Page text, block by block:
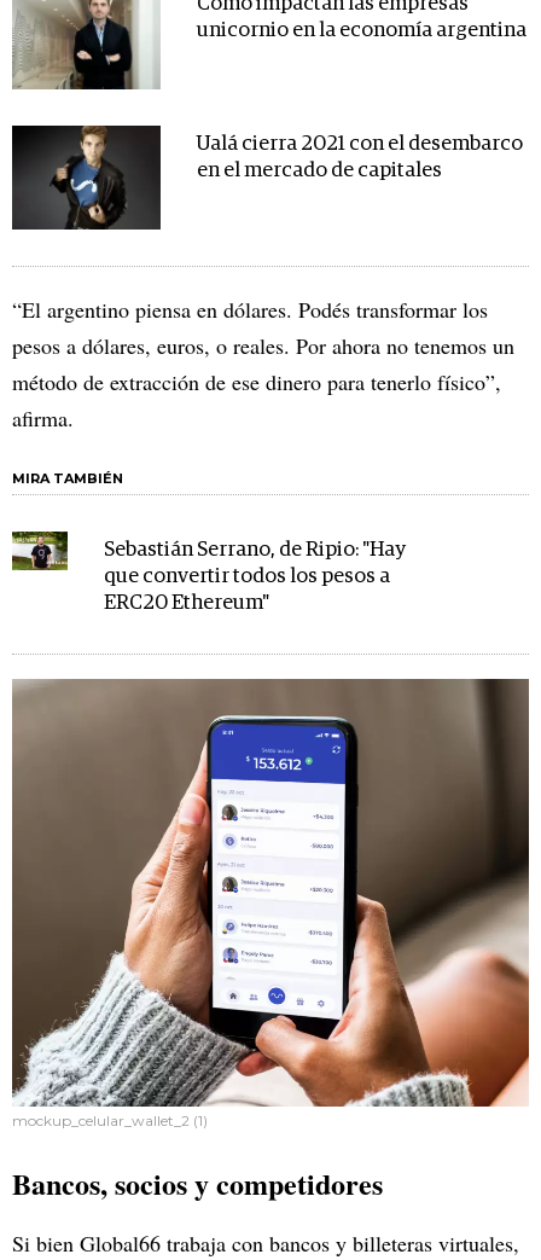
Cómo impactan las empresas
unicornio en la economía argentina
Ualá cierra 2021 con el desembarco
en el mercado de capitales
“El argentino piensa en dólares. Podés transformar los
pesos a dólares, euros, o reales. Por ahora no tenemos un
método de extracción de ese dinero para tenerlo físico”,
afirma.
MIRA TAMBIÉN
Sebastián Serrano, de Ripio: "Hay
que convertir todos los pesos a
ERC20 Ethereum"
mockup_celular_wallet_2 (1)
Bancos, socios y competidores
Si bien Global66 trabaja con bancos y billeteras virtuales,